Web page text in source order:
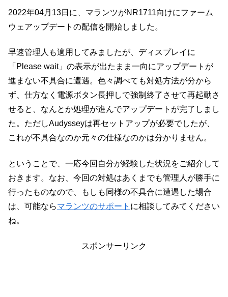
2022年04月13日に、マランツがNR1711向けにファーム
ウェアップデートの配信を開始しました。
早速管理人も適用してみましたが、ディスプレイに
「Please wait」の表示が出たまま一向にアップデートが
進まない不具合に遭遇。色々調べても対処方法が分から
ず、仕方なく電源ボタン長押しで強制終了させて再起動さ
せると、なんとか処理が進んでアップデートが完了しまし
た。ただしAudysseyは再セットアップが必要でしたが、
これが不具合なのか元々の仕様なのかは分かりません。
ということで、一応今回自分が経験した状況をご紹介して
おきます。なお、今回の対処はあくまでも管理人が勝手に
行ったものなので、もしも同様の不具合に遭遇した場合
は、可能ならマランツのサポート に相談してみてください
ね。
スポンサーリンク